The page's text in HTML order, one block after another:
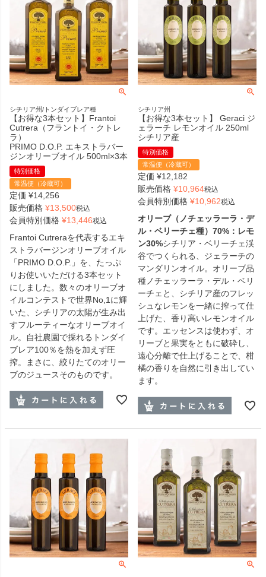
シチリア州/トンダイブレア種
【お得な3本セット】Frantoi
Cutrera（フラントイ・クトレ
ラ）
PRIMO D.O.P. エキストラバー
ジンオリーブオイル 500ml×3本
特別価格
常温便（冷蔵可）
定価 ¥14,256
販売価格 ¥13,500税込
会員特別価格 ¥13,446税込
Frantoi Cutreraを代表するエキ
ストラバージンオリーブオイル
「PRIMO D.O.P.」を、たっぷ
りお使いいただける3本セット
にしました。数々のオリーブオ
イルコンテストで世界No,1に輝
いた、シチリアの太陽が生み出
すフルーティーなオリーブオイ
ル。自社農園で採れるトンダイ
ブレア100％を熱を加えず圧
搾。まさに、絞りたてのオリー
ブのジュースそのものです。
シチリア州
【お得な3本セット】 Geraci ジ
ェラーチ レモンオイル 250ml
シチリア産
特別価格
常温便（冷蔵可）
定価 ¥12,182
販売価格 ¥10,964税込
会員特別価格 ¥10,962税込
オリーブ（ノチェッラーラ・デ
ル・ベリーチェ種）70%：レモ
ン30%シチリア・ベリーチェ渓
谷でつくられる、ジェラーチの
マンダリンオイル。オリーブ品
種ノチェッラーラ・デル・ベリ
ーチェと、シチリア産のフレッ
シュなレモンを一緒に搾って仕
上げた、香り高いレモンオイル
です。エッセンスは使わず、オ
リーブと果実をともに破砕し、
遠心分離で仕上げることで、柑
橘の香りを自然に引き出してい
ます。